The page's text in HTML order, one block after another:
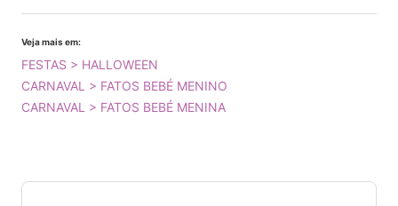
Veja mais em:
FESTAS > HALLOWEEN
CARNAVAL > FATOS BEBÉ MENINO
CARNAVAL > FATOS BEBÉ MENINA